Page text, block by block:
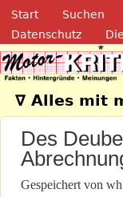
Navigation
Start Suchen
Datenschutz
∇ Alles mit
Des
Gespeichert von wh